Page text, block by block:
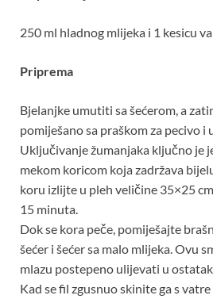
250 ml hladnog mlijeka i 1 kesicu
Priprema
Bjelanjke umutiti sa šećerom, a
pomiješano sa praškom za pecivo i
Uključivanje žumanjaka ključno je
mekom koricom koja zadržava
koru izlijte u pleh veličine 35×25
15 minuta.
Dok se kora peče, pomiješajte
šećer i šećer sa malo mlijeka. Ovu
mlazu postepeno ulijevati u
Kad se fil zgusnuo skinite ga s